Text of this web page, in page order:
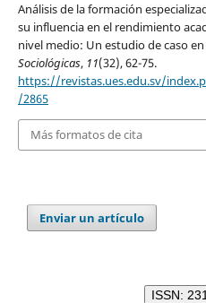
Análisis de la formación
su influencia en el rendimiento
nivel medio: Un estudio de caso en
Sociológicas, 11(32), 62-75.
https://revistas.ues.edu.sv/
/2865
Más formatos de cita
Enviar un artículo
ISSN: